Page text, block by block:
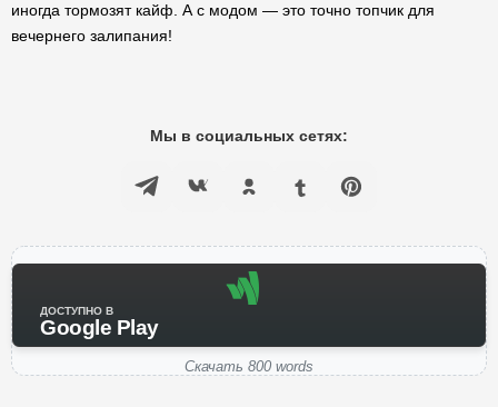
иногда тормозят кайф. А с модом — это точно топчик для
вечернего залипания!
Мы в социальных сетях:
ДОСТУПНО В
Google Play
Скачать 800 words